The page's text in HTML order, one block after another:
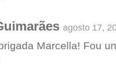
agosto 17,
Marcella! Fou